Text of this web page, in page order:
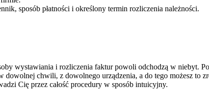
sposób płatności i określony termin rozliczenia należności.
wystawiania i rozliczenia faktur powoli odchodzą w niebyt.
chwili, z dowolnego urządzenia, a do tego możesz to
Cię przez całość procedury w sposób intuicyjny.